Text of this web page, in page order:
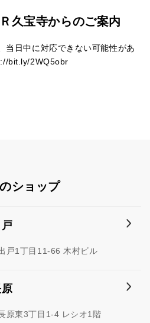
久宝寺からのご案内
当日中に対応できない可能性があ
bit.ly/2WQ5obr
ショップ
戸1丁目11-66 木村ビル
原東3丁目1-4 レシオ1階